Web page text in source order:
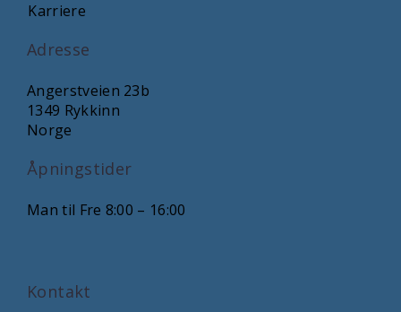
Karriere
Adresse
Angerstveien 23b
1349 Rykkinn
Norge
Åpningstider
Man til Fre 8:00 – 16:00
Kontakt